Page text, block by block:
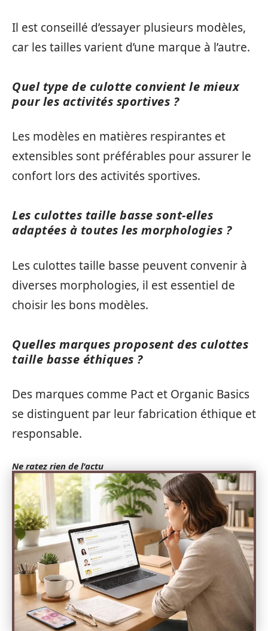
Il est conseillé d’essayer plusieurs modèles,
car les tailles varient d’une marque à l’autre.
Quel type de culotte convient le mieux
pour les activités sportives ?
Les modèles en matières respirantes et
extensibles sont préférables pour assurer le
confort lors des activités sportives.
Les culottes taille basse sont-elles
adaptées à toutes les morphologies ?
Les culottes taille basse peuvent convenir à
diverses morphologies, il est essentiel de
choisir les bons modèles.
Quelles marques proposent des culottes
taille basse éthiques ?
Des marques comme Pact et Organic Basics
se distinguent par leur fabrication éthique et
responsable.
Ne ratez rien de l'actu